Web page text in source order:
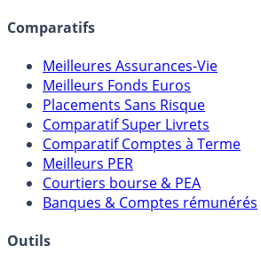
Comparatifs
Meilleures Assurances-Vie
Meilleurs Fonds Euros
Placements Sans Risque
Comparatif Super Livrets
Comparatif Comptes à Terme
Meilleurs PER
Courtiers bourse & PEA
Banques & Comptes rémunérés
Outils